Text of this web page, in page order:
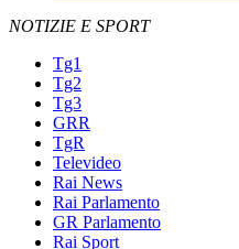
NOTIZIE E SPORT
Tg1
Tg2
Tg3
GRR
TgR
Televideo
Rai News
Rai Parlamento
GR Parlamento
Rai Sport